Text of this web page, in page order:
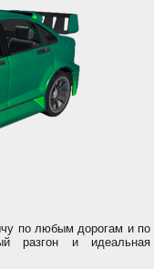
по любым дорогам и по
разгон и идеальная